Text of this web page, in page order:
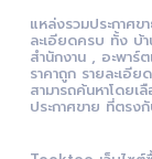
แหล่งรวมประกาศข
ละเอียดครบ ทั้ง บ้
สำนักงาน , อะพาร์
ราคาถูก รายละเอี
สามารถค้นหาโดยเ
ประกาศขาย ที่ตรง